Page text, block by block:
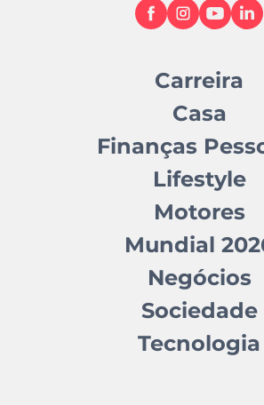
Carreira
Casa
Finanças
Lifestyle
Motores
Mundial
Negócios
Sociedade
Tecnologia